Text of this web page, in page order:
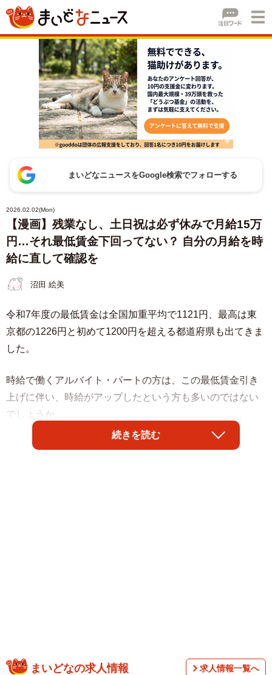
まいどなニュースをGoogle検索でフォローする
2026.02.02(Mon)
【漫画】残業なし、土日祝は必ず休みで月給15万
円…それ最低賃金下回ってない？ 自分の月給を時
給に直して確認を
沼田 絵美
令和7年度の最低賃金は全国加重平均で1121円、最高は東
京都の1226円と初めて1200円を超える都道府県も出てきま
した。
時給で働くアルバイト・パートの方は、この最低賃金引き
上げに伴い、時給がアップしたという方も多いのではない
でしょうか。
一方、月給で働く正社員や契約社員の場合、最低賃金の引
続きを読む
まいどなの求人情報 求人情報一覧へ